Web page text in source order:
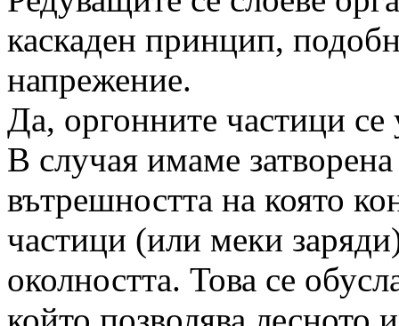
каскаден принцип,
напрежение.
Да, оргонните частици се
В случая имаме
вътрешността на която
частици (или меки
околността. Това се